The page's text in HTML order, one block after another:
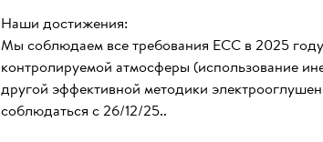
Наши достижения:
Мы соблюдаем все требования ECC в 2025
контролируемой атмосферы (использование
другой эффективной методики
соблюдаться с 26/12/25..